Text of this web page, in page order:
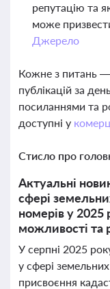
репутацію та
може
Джерело
Кожне з питань —
публікацій за
посиланнями та
доступні у
Стисло про
Актуальні
сфері
номерів у 2025
можливості та
У серпні 2025
у сфері
присвоєння